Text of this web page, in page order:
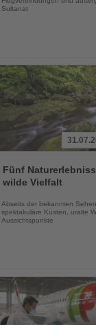
Sultanat
Sie
die
Fünf
wilde Vielfalt
Abseits der bekannten
spektakuläre Küsten, uralte
Aussichtspunkte